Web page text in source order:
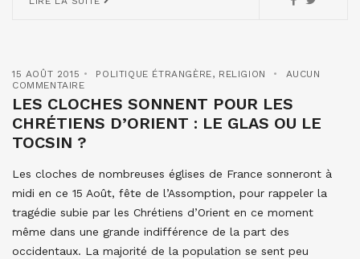
15 AOÛT 2015 POLITIQUE ÉTRANGÈRE, RELIGION
AUCUN
COMMENTAIRE
LES CLOCHES SONNENT POUR LES
CHRÉTIENS D’ORIENT : LE GLAS OU LE
TOCSIN ?
Les cloches de nombreuses églises de France sonneront à
midi en ce 15 Août, fête de l’Assomption, pour rappeler la
tragédie subie par les Chrétiens d’Orient en ce moment
même dans une grande indifférence de la part des
occidentaux. La majorité de la population se sent peu